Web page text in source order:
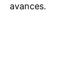
avances.